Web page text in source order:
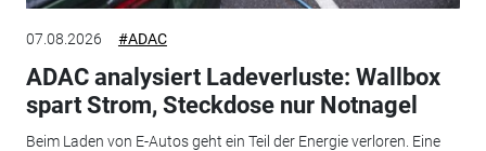
07.08.2026 #ADAC
ADAC analysiert Ladeverluste: Wallbox
spart Strom, Steckdose nur Notnagel
Beim Laden von E-Autos geht ein Teil der Energie verloren. Eine